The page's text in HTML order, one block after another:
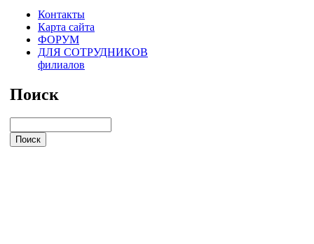
Контакты
Карта сайта
ФОРУМ
ДЛЯ СОТРУДНИКОВ
филиалов
Поиск